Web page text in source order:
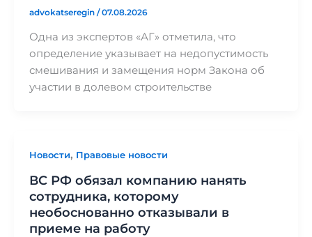
advokatseregin /07.08.2026
Одна из экспертов «АГ» отметила, что
определение указывает на недопустимость
смешивания и замещения норм Закона об
участии в долевом строительстве
Новости, Правовые новости
ВС РФ обязал компанию нанять
сотрудника, которому
необоснованно отказывали в
приеме на работу